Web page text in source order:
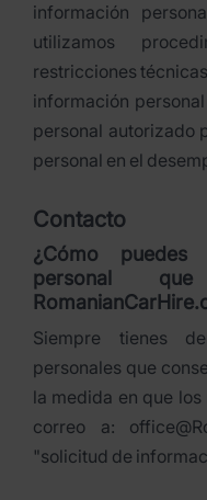
información
utilizamos
restricciones
información
personal autorizado
personal en el
Contacto
¿Cómo puedes
personal
Siempre tienes
personales que
la medida en que
correo a:
"solicitud de